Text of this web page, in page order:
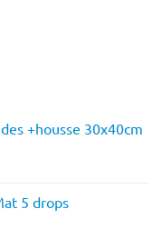
+housse 30x40cm
5 drops